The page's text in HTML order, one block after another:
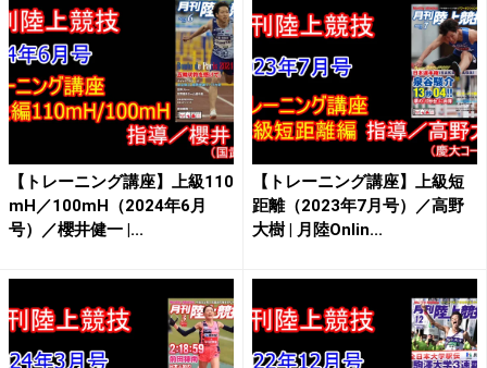
【トレーニング講座】上級110
mH／100mH（2024年6月
号）／櫻井健一 |...
【トレーニング講座】上級短
距離（2023年7月号）／高野
大樹 | 月陸Onlin...